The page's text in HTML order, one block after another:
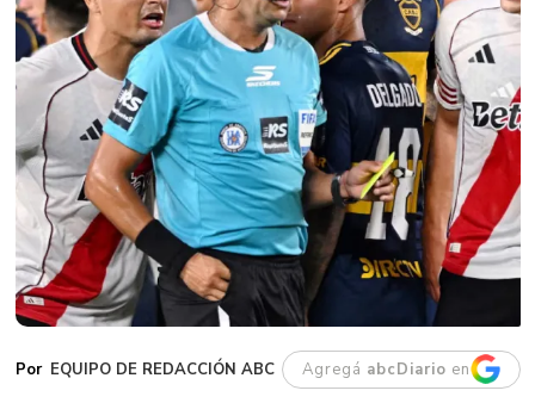
EQUIPO DE REDACCIÓN ABC Agregá abcDiario en